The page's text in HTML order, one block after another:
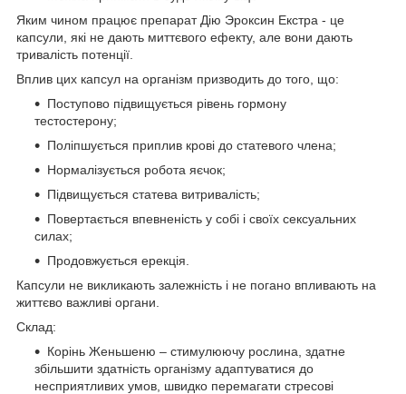
Яким чином працює препарат Дію Эроксин Екстра - це
капсули, які не дають миттєвого ефекту, але вони дають
тривалість потенції.
Вплив цих капсул на організм призводить до того, що:
Поступово підвищується рівень гормону
тестостерону;
Поліпшується приплив крові до статевого члена;
Нормалізується робота яєчок;
Підвищується статева витривалість;
Повертається впевненість у собі і своїх сексуальних
силах;
Продовжується ерекція.
Капсули не викликають залежність і не погано впливають на
життєво важливі органи.
Склад:
Корінь Женьшеню – стимулюючу рослина, здатне
збільшити здатність організму адаптуватися до
несприятливих умов, швидко перемагати стресові